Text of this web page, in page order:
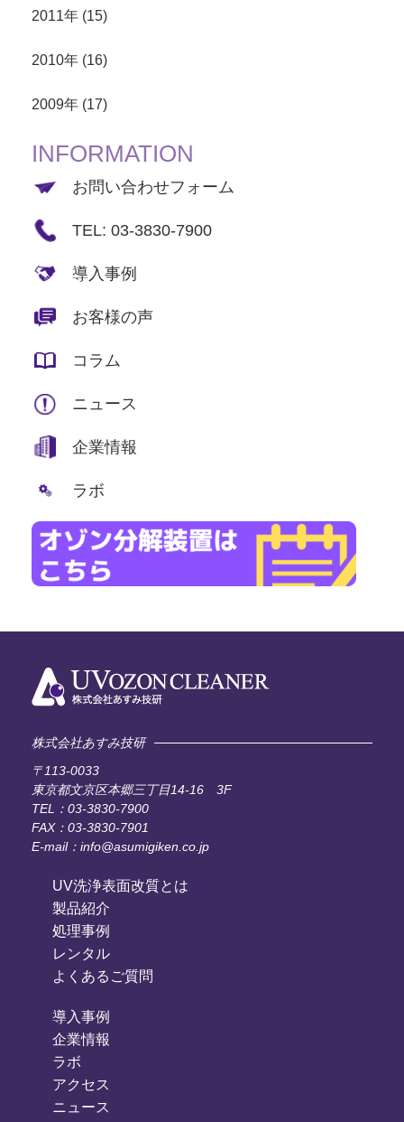
2011年 (15)
2010年 (16)
2009年 (17)
INFORMATION
お問い合わせフォーム
TEL: 03-3830-7900
導入事例
お客様の声
コラム
ニュース
企業情報
ラボ
株式会社あすみ技研
〒113-0033
東京都文京区本郷三丁目14-16 3F
TEL：03-3830-7900
FAX：03-3830-7901
E-mail：info@asumigiken.co.jp
UV洗浄表面改質とは
製品紹介
処理事例
レンタル
よくあるご質問
導入事例
企業情報
ラボ
アクセス
ニュース